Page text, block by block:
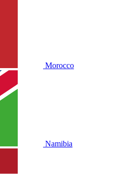
Morocco
Namibia